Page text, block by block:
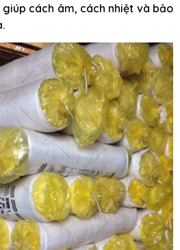
cách âm, cách nhiệt và bảo